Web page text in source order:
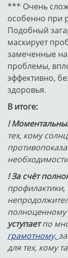
*** Очень
особенно при
Подобный
маскирует
замеченные
проблемы,
эффективно,
здоровья.
В итоге:
!
тех, кому
! За счёт
профилактики,
полноценному
уступаетпо
грамотному,
для тех, кому